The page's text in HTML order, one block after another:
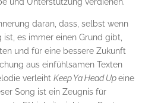
daran, dass, selbst wenn
es immer einen Grund gibt,
und für eine bessere Zukunft
aus einfühlsamen Texten
verleiht Keep Ya Head Upeine
Song ist ein Zeugnis für